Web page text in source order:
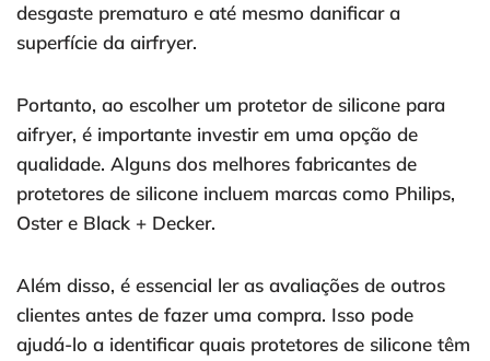
desgaste prematuro e até mesmo danificar a
superfície da airfryer.
Portanto, ao escolher um protetor de silicone para
aifryer, é importante investir em uma opção de
qualidade. Alguns dos melhores fabricantes de
protetores de silicone incluem marcas como Philips,
Oster e Black + Decker.
Além disso, é essencial ler as avaliações de outros
clientes antes de fazer uma compra. Isso pode
ajudá-lo a identificar quais protetores de silicone têm